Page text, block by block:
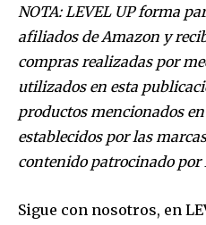
NOTA: LEVEL UP forma
afiliados de Amazon y
compras realizadas por
utilizados en esta
productos mencionados
establecidos por las
contenido patrocinado por
Sigue con nosotros, en